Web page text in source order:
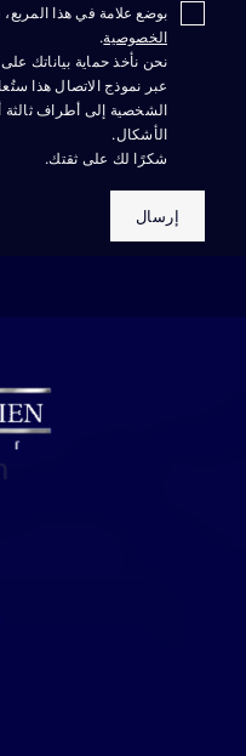
بوضع علامة في هذا
الخصوصية.
نحن نأخذ حماية بياناتك
عبر نموذج الاتصال هذا
الشخصية إلى أطراف ثالثة
الأشكال.
شكرًا لك على ثقتك.
إرسال